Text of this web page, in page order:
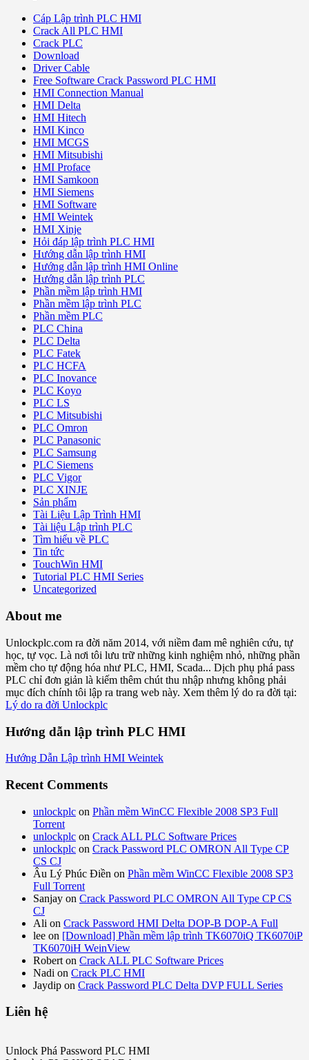
Cáp Lập trình PLC HMI
Crack All PLC HMI
Crack PLC
Download
Driver Cable
Free Software Crack Password PLC HMI
HMI Connection Manual
HMI Delta
HMI Hitech
HMI Kinco
HMI MCGS
HMI Mitsubishi
HMI Proface
HMI Samkoon
HMI Siemens
HMI Software
HMI Weintek
HMI Xinje
Hỏi đáp lập trình PLC HMI
Hướng dẫn lập trình HMI
Hướng dẫn lập trình HMI Online
Hướng dẫn lập trình PLC
Phần mềm lập trình HMI
Phần mềm lập trình PLC
Phần mềm PLC
PLC China
PLC Delta
PLC Fatek
PLC HCFA
PLC Inovance
PLC Koyo
PLC LS
PLC Mitsubishi
PLC Omron
PLC Panasonic
PLC Samsung
PLC Siemens
PLC Vigor
PLC XINJE
Sản phẩm
Tài Liệu Lập Trình HMI
Tài liệu Lập trình PLC
Tìm hiểu về PLC
Tin tức
TouchWin HMI
Tutorial PLC HMI Series
Uncategorized
About me
Unlockplc.com ra đời năm 2014, với niềm đam mê nghiên cứu, tự
học, tự vọc. Là nơi tôi lưu trữ những kinh nghiệm nhỏ, những phần
mềm cho tự động hóa như PLC, HMI, Scada... Dịch phụ phá pass
PLC chỉ đơn giản là kiếm thêm chút thu nhập nhưng không phải
mục đích chính tôi lập ra trang web này. Xem thêm lý do ra đời tại:
Lý do ra đời Unlockplc
Hướng dẫn lập trình PLC HMI
Hướng Dẫn Lập trình HMI Weintek
Recent Comments
unlockplc on Phần mềm WinCC Flexible 2008 SP3 Full
Torrent
unlockplc on Crack ALL PLC Software Prices
unlockplc on Crack Password PLC OMRON All Type CP
CS CJ
Âu Lý Phúc Điền on Phần mềm WinCC Flexible 2008 SP3
Full Torrent
Sanjay on Crack Password PLC OMRON All Type CP CS
CJ
Ali on Crack Password HMI Delta DOP-B DOP-A Full
lee on [Download] Phần mềm lập trình TK6070iQ TK6070iP
TK6070iH WeinView
Robert on Crack ALL PLC Software Prices
Nadi on Crack PLC HMI
Jaydip on Crack Password PLC Delta DVP FULL Series
Liên hệ
Unlock Phá Password PLC HMI